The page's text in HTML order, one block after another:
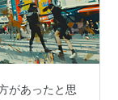
があったと思